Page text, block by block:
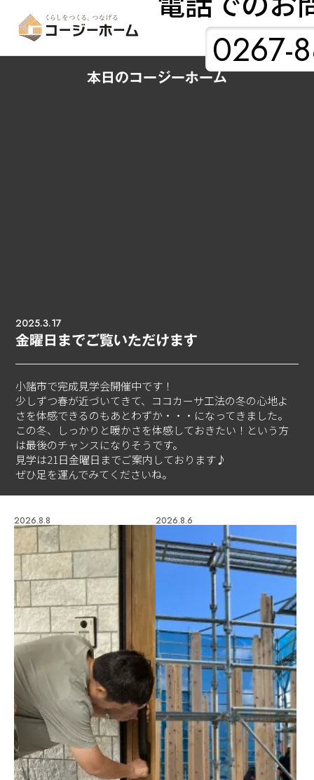
0267-
2025.3.17
金曜日までご覧いただけます
小諸市で完成見学会開催中です！
少しずつ春が近づいてきて、ココカーサ工法の冬の心地よ
さを体感できるのもあとわずか・・・になってきました。
この冬、しっかりと暖かさを体感しておきたい！という方
は最後のチャンスになりそうです。
見学は21日金曜日までご案内しております♪
ぜひ足を運んでみてくださいね。
本日のコージーホーム
2026.8.8 2026.8.6